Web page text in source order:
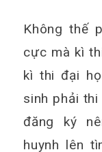
Không thế
cực mà kì
kì thi đại
sinh phải
đăng ký
huynh lên